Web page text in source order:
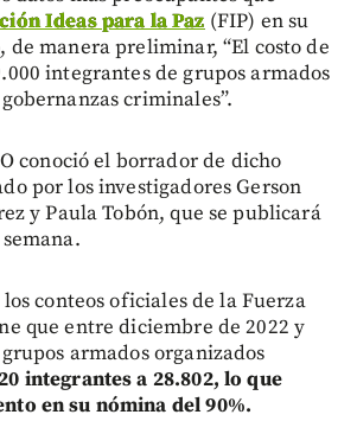
Ideas para la Paz(FIP) en su
manera preliminar, “El costo de
integrantes de grupos armados
criminales”.
conoció el borrador de dicho
por los investigadores Gerson
y Paula Tobón, que se publicará
conteos oficiales de la Fuerza
que entre diciembre de 2022 y
armados organizados
integrantes a 28.802, lo que
en su nómina del 90%.